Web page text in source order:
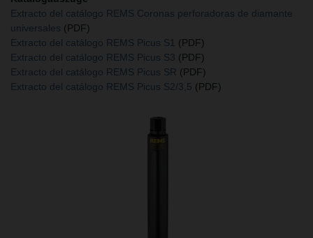
Extracto del catálogo REMS Coronas perforadoras de diamante
universales (PDF)
Extracto del catálogo REMS Picus S1 (PDF)
Extracto del catálogo REMS Picus S3 (PDF)
Extracto del catálogo REMS Picus SR (PDF)
Extracto del catálogo REMS Picus S2/3,5 (PDF)